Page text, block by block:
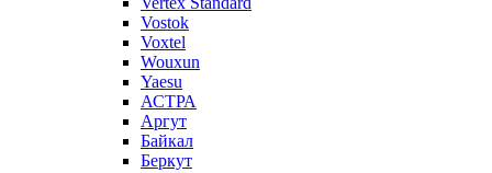
Vostok
Voxtel
Wouxun
Yaesu
АСТРА
Аргут
Байкал
Беркут